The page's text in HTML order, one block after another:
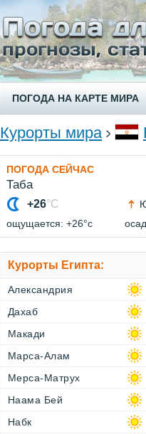
ПОГОДА НА КАРТЕ МИРА
Курорты мира
ПОГОДА СЕЙЧАС
Таба
+26°C
ощущается: +26°c
Курорты Египта:
Александрия
Дахаб
Макади
Марса-Алам
Мерса-Матрух
Наама Бей
Набк